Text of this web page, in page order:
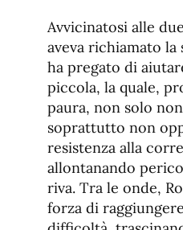
Avvicinatosi alle
aveva richiamato
ha pregato di
piccola, la quale,
paura, non solo
soprattutto non
resistenza alla
allontanando
riva. Tra le onde,
forza di